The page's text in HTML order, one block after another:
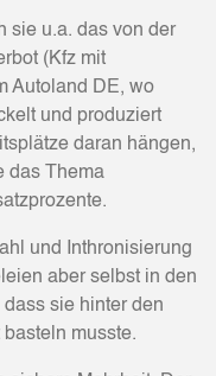
sie u.a. das von der
(Kfz mit
Autoland DE, wo
und produziert
daran hängen,
das Thema
und Inthronisierung
aber selbst in den
sie hinter den
musste.